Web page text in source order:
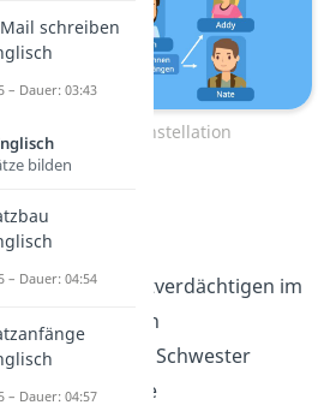
Figurenkonstellation
17 Jahre alt
eine der Hauptverdächtigen im
Mordfall Simon
hat eine kleine Schwester
namens Maeve
schreiben
– Dauer: 03:43
bilden
– Dauer: 04:54
– Dauer: 04:57